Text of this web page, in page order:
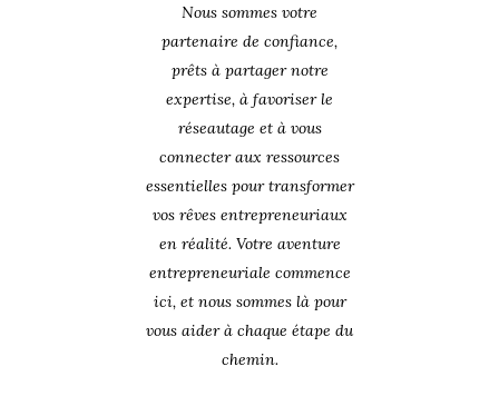
Nous sommes votre
partenaire de confiance,
prêts à partager notre
expertise, à favoriser le
réseautage et à vous
connecter aux ressources
essentielles pour transformer
vos rêves entrepreneuriaux
en réalité. Votre aventure
entrepreneuriale commence
ici, et nous sommes là pour
vous aider à chaque étape du
chemin.